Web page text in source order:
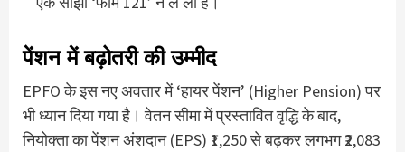
पेंशन में बढ़ोतरी की उम्मीद
EPFO के इस नए अवतार में ‘हायर पेंशन’ (Higher Pension) पर
भी ध्यान दिया गया है। वेतन सीमा में प्रस्तावित वृद्धि के बाद,
नियोक्ता का पेंशन अंशदान (EPS) ₹1,250 से बढ़कर लगभग ₹2,083